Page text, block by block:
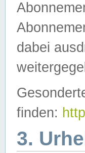
dabei
finden:
3.